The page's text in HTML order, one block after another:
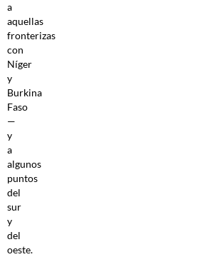
a
aquellas
fronterizas
con
Níger
y
Burkina
Faso
—
y
a
algunos
puntos
del
sur
y
del
oeste.